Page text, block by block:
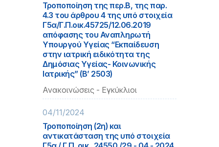
Τροποποίηση της περ.Β, της παρ.
4.3 του άρθρου 4 της υπό στοιχεία
Γ5α/Γ.Π.οικ.45725/12.06.2019
απόφασης του Αναπληρωτή
Υπουργού Υγείας “Εκπαίδευση
στην ιατρική ειδικότητα της
Δημόσιας Υγείας- Κοινωνικής
Ιατρικής” (Β’ 2503)
Ανακοινώσεις - Εγκύκλιοι
04/11/2024
Τροποποίηση (2η) και
αντικατάσταση της υπό στοιχεία